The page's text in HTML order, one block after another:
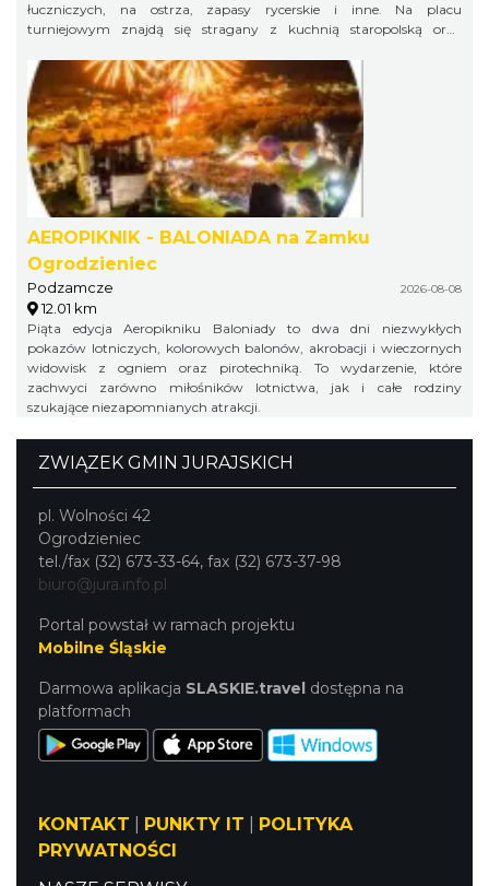
łuczniczych, na ostrza, zapasy rycerskie i inne. Na placu
turniejowym znajdą się stragany z kuchnią staropolską oraz
AEROPIKNIK - BALONIADA na Zamku
Ogrodzieniec
Podzamcze 2026-08-08
12.01 km
Piąta edycja Aeropikniku Baloniady to dwa dni niezwykłych
pokazów lotniczych, kolorowych balonów, akrobacji i wieczornych
widowisk z ogniem oraz pirotechniką. To wydarzenie, które
zachwyci zarówno miłośników lotnictwa, jak i całe rodziny
szukające niezapomnianych atrakcji.
ZWIĄZEK GMIN JURAJSKICH
pl. Wolności 42
Ogrodzieniec
tel./fax (32) 673-33-64, fax (32) 673-37-98
biuro@jura.info.pl
Portal powstał w ramach projektu
Mobilne Śląskie
Darmowa aplikacja SLASKIE.travel dostępna na
platformach
KONTAKT PUNKTY IT
POLITYKA
PRYWATNOŚCI